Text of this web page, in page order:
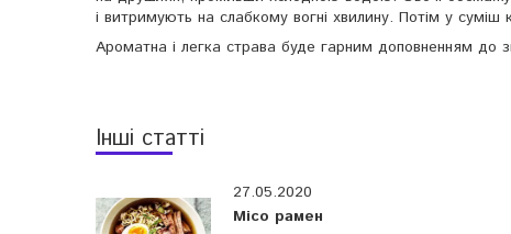
і витримують на слабкому вогні хвилину. Потім у
Ароматна і легка страва буде гарним доповненням до
Інші статті
27.05.2020
Місо рамен